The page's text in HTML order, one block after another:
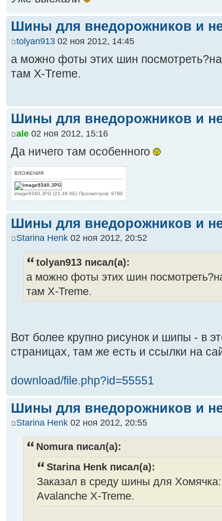
Шины для внедорожников и
tolyan913 02 ноя 2012, 14:45
а можно фоты этих шин
там X-Treme.
Шины для внедорожников и
ale 02 ноя 2012, 15:16
Да ничего там особенного
ВЛОЖЕНИЯ
image9340.JPG (21.48 КБ) Просмотров: 9790
Шины для внедорожников и
Starina Henk 02 ноя 2012, 20:52
tolyan913 писал(а):
а можно фоты этих шин
там X-Treme.
Вот более крупно рисунок и шипы - в
страницах, там же есть и ссылки на
download/file.php?id=55551
Шины для внедорожников и
Starina Henk 02 ноя 2012, 20:55
Nomura писал(а):
Starina Henk писал(а):
Заказал в среду шины для
Avalanche X-Treme.